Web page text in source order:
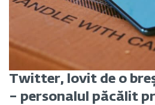
Twitter, lovit de o
– personalul păcălit